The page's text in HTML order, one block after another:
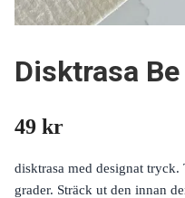
Disktrasa
49 kr
disktrasa med designat
grader. Sträck ut den innan